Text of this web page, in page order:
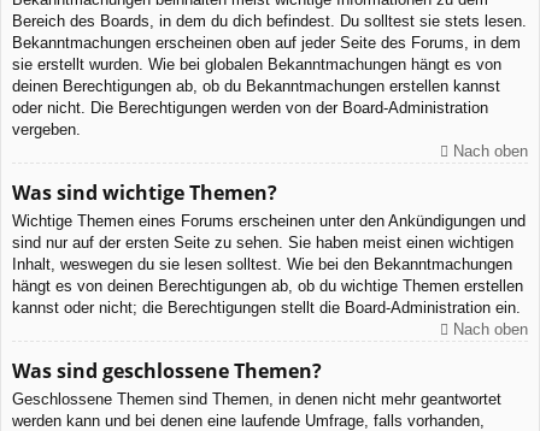
Bereich des Boards, in dem du dich befindest. Du solltest sie stets lesen.
Bekanntmachungen erscheinen oben auf jeder Seite des Forums, in dem
sie erstellt wurden. Wie bei globalen Bekanntmachungen hängt es von
deinen Berechtigungen ab, ob du Bekanntmachungen erstellen kannst
oder nicht. Die Berechtigungen werden von der Board-Administration
vergeben.
Nach oben
Was sind wichtige Themen?
Wichtige Themen eines Forums erscheinen unter den Ankündigungen und
sind nur auf der ersten Seite zu sehen. Sie haben meist einen wichtigen
Inhalt, weswegen du sie lesen solltest. Wie bei den Bekanntmachungen
hängt es von deinen Berechtigungen ab, ob du wichtige Themen erstellen
kannst oder nicht; die Berechtigungen stellt die Board-Administration ein.
Nach oben
Was sind geschlossene Themen?
Geschlossene Themen sind Themen, in denen nicht mehr geantwortet
werden kann und bei denen eine laufende Umfrage, falls vorhanden,